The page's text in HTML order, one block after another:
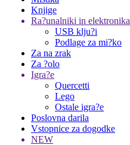
Knjige
Ra?unalniki in elektronika
USB klju?i
Podlage za mi?ko
Za na zrak
Za ?olo
Igra?e
Quercetti
Lego
Ostale igra?e
Poslovna darila
Vstopnice za dogodke
NEW